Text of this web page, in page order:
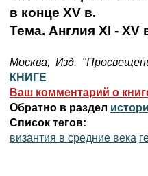
в конце XV в.
Тема. Англия XI - XV
Москва, Изд.
КНИГЕ
Ваш комментарий о
Обратно в раздел
Список тегов:
византия в средние века